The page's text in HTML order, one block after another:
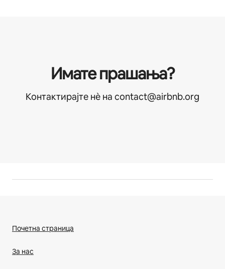
Имате прашања?
Контактирајте нѐ на contact@airbnb.org
Почетна страница
За нас